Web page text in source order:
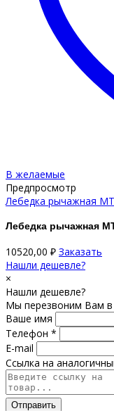
В желаемые
Предпросмотр
Лебедка рычажная
Лебедка рычажная
10520,00 ₽ Заказать
Нашли дешевле?
×
Нашли дешевле?
Мы перезвоним Вам
Ваше имя
Телефон *
E-mail
Ссылка на
Отправить